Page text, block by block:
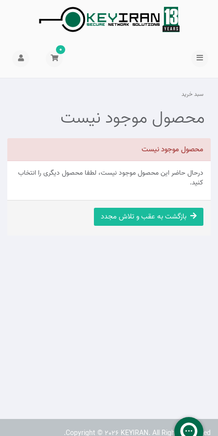
0
سبد خرید
محصول موجود نیست
محصول موجود نیست
درحال حاضر این محصول موجود نیست، لطفا محصول دیگری را انتخاب
کنید.
بازگشت به عقب و تلاش مجدد
Copyright © 2026 KEYIRAN. All Rights Reserved.